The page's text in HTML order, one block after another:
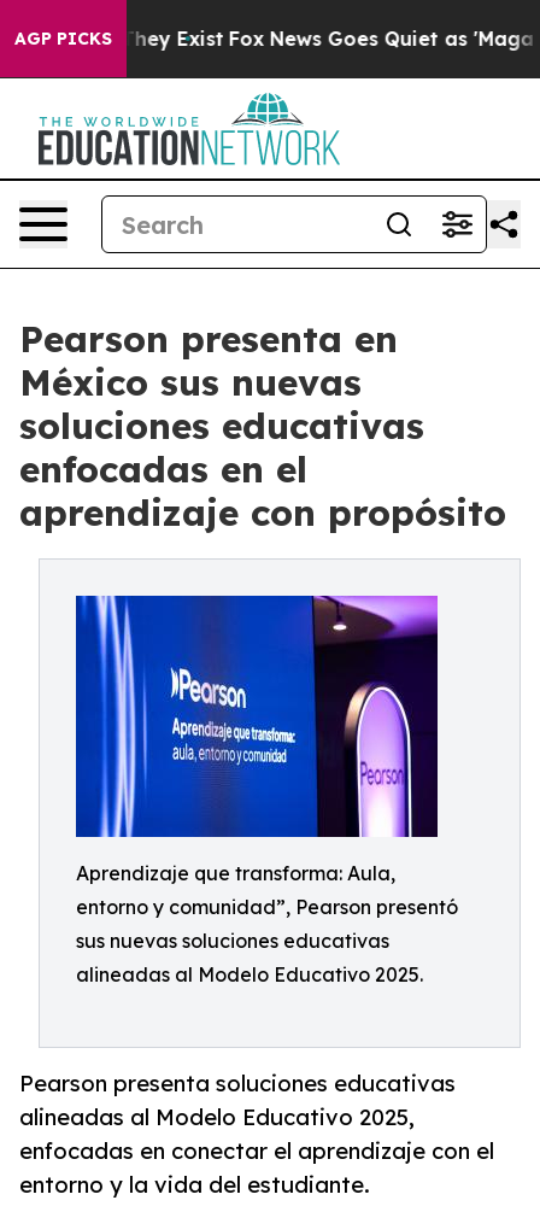
AGP PICKSThey Exist Fox News Goes Quiet as 'Maga
Pearson presenta en
México sus nuevas
soluciones educativas
enfocadas en el
aprendizaje con propósito
Aprendizaje que transforma: Aula,
entorno y comunidad”, Pearson presentó
sus nuevas soluciones educativas
alineadas al Modelo Educativo 2025.
Pearson presenta soluciones educativas
alineadas al Modelo Educativo 2025,
enfocadas en conectar el aprendizaje con el
entorno y la vida del estudiante.